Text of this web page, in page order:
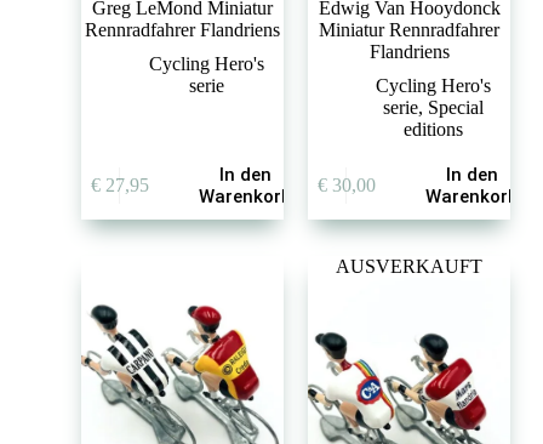
Greg LeMond Miniatur
Rennradfahrer Flandriens
Cycling Hero's
serie
€27,95
In den
Warenkorb
Edwig Van Hooydonck
Miniatur Rennradfahrer
Flandriens
Cycling Hero's
serie, Special
editions
€30,00
In den
Warenkorb
AUSVERKAUFT